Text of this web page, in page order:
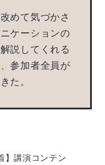
めて気づかさ
ケーションの
説してくれる
参加者全員が
た。
】講演コンテン